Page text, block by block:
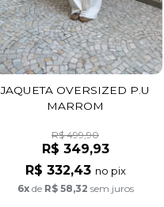
JAQUETA OVERSIZED P.U
MARROM
R$ 499,90
R$ 349,93
R$ 332,43 no pix
6xde R$ 58,32 sem juros